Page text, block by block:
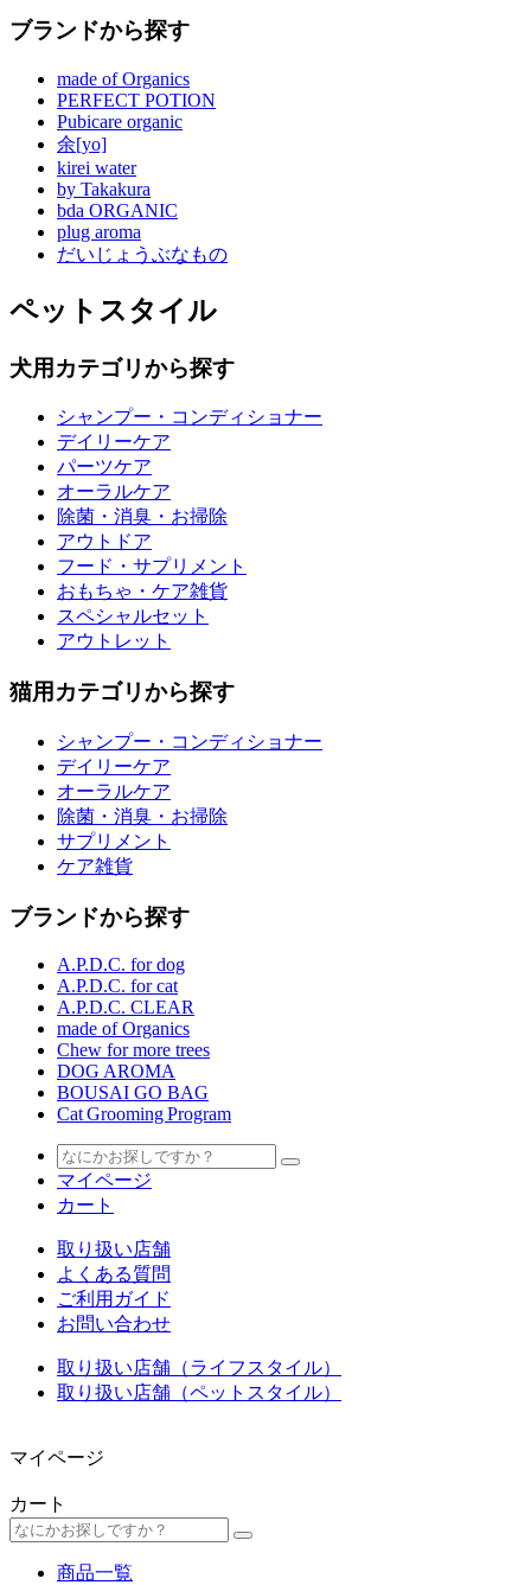
ブランドから探す
made of Organics
PERFECT POTION
Pubicare organic
余[yo]
kirei water
by Takakura
bda ORGANIC
plug aroma
だいじょうぶなもの
ペットスタイル
犬用カテゴリから探す
シャンプー・コンディショナー
デイリーケア
パーツケア
オーラルケア
除菌・消臭・お掃除
アウトドア
フード・サプリメント
おもちゃ・ケア雑貨
スペシャルセット
アウトレット
猫用カテゴリから探す
シャンプー・コンディショナー
デイリーケア
オーラルケア
除菌・消臭・お掃除
サプリメント
ケア雑貨
ブランドから探す
A.P.D.C. for dog
A.P.D.C. for cat
A.P.D.C. CLEAR
made of Organics
Chew for more trees
DOG AROMA
BOUSAI GO BAG
Cat Grooming Program
マイページ
カート
取り扱い店舗
よくある質問
ご利用ガイド
お問い合わせ
取り扱い店舗（ライフスタイル）
取り扱い店舗（ペットスタイル）
マイページ
カート
商品一覧